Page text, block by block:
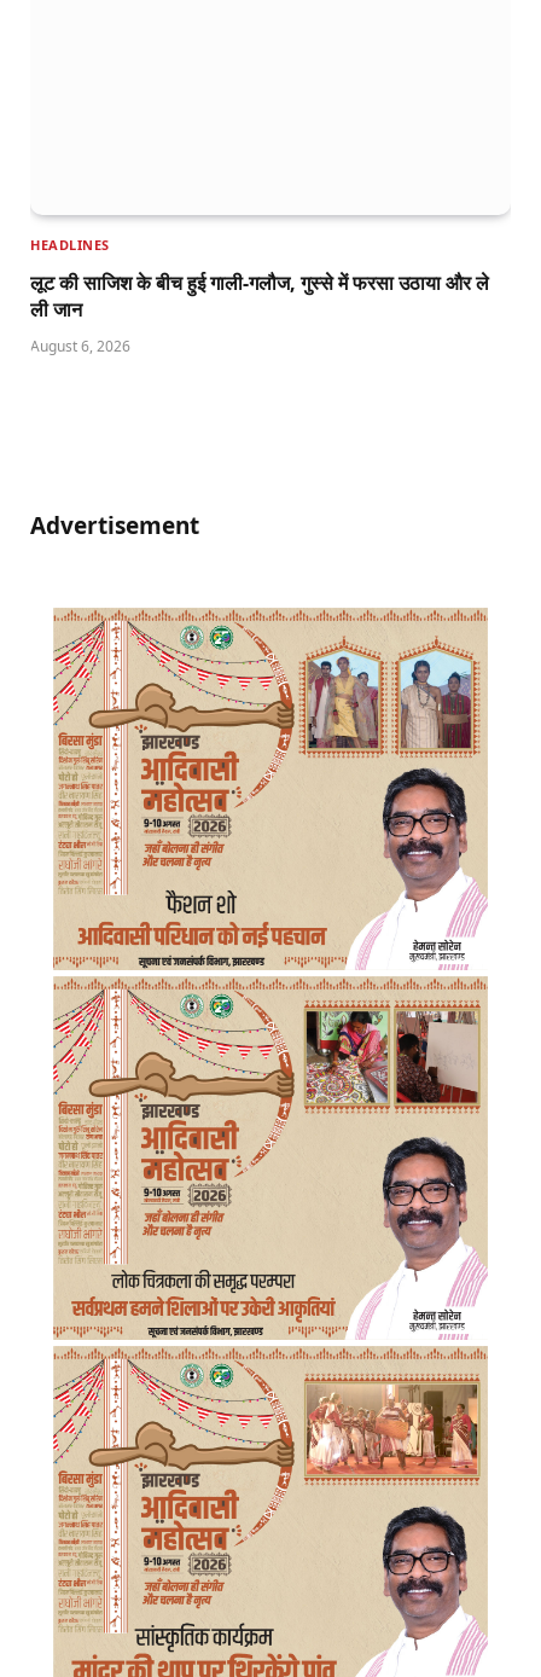
HEADLINES
लूट की साजिश के बीच हुई गाली-गलौज, गुस्से में फरसा उठाया और ले
ली जान
August 6, 2026
Advertisement